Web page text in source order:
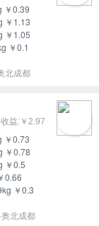
￥0.39
￥1.13
￥1.05
￥0.1
北成都
￥2.97
￥0.73
￥0.78
￥0.5
0.66
￥0.3
北成都